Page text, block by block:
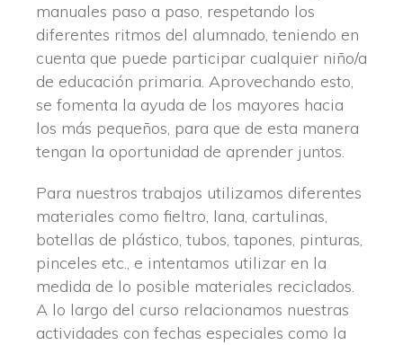
manuales paso a paso, respetando los
diferentes ritmos del alumnado, teniendo en
cuenta que puede participar cualquier niño/a
de educación primaria. Aprovechando esto,
se fomenta la ayuda de los mayores hacia
los más pequeños, para que de esta manera
tengan la oportunidad de aprender juntos.
Para nuestros trabajos utilizamos diferentes
materiales como fieltro, lana, cartulinas,
botellas de plástico, tubos, tapones, pinturas,
pinceles etc., e intentamos utilizar en la
medida de lo posible materiales reciclados.
A lo largo del curso relacionamos nuestras
actividades con fechas especiales como la